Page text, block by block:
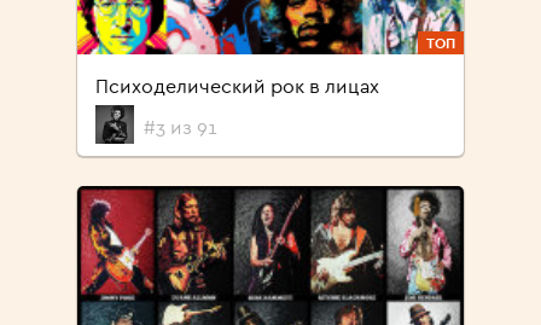
ТОП
Психоделический рок в лицах
#3 из 91